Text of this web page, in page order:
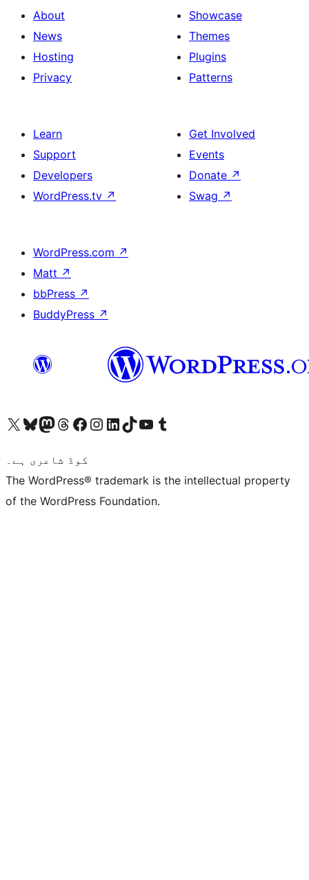
About
News
Hosting
Privacy
Showcase
Themes
Plugins
Patterns
Learn
Support
Developers
WordPress.tv ↗
Get Involved
Events
Donate ↗
Swag ↗
WordPress.com ↗
Matt ↗
bbPress ↗
BuddyPress ↗
Visit our X (formerly Twitter) account
ہمارے بلیواسکائی اکاؤنٹ پر جائیں
Visit our Mastodon account
ہمارے ٹھریڈز اکاؤنٹ پر جائیں
Visit our Facebook page
Visit our Instagram account
Visit our LinkedIn account
ہمارے ٹک ٹاک اکاؤنٹ پر جائیں
Visit our YouTube channel
ہمارے ٹمبلر اکاؤنٹ پر جائیں
کوڈ شاعری ہے۔
The WordPress® trademark is the intellectual property
of the WordPress Foundation.